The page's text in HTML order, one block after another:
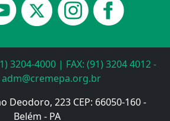
3204-4000 | FAX: (91) 3204 4012 -
adm@cremepa.org.br
Deodoro, 223 CEP: 66050-160 -
Belém - PA